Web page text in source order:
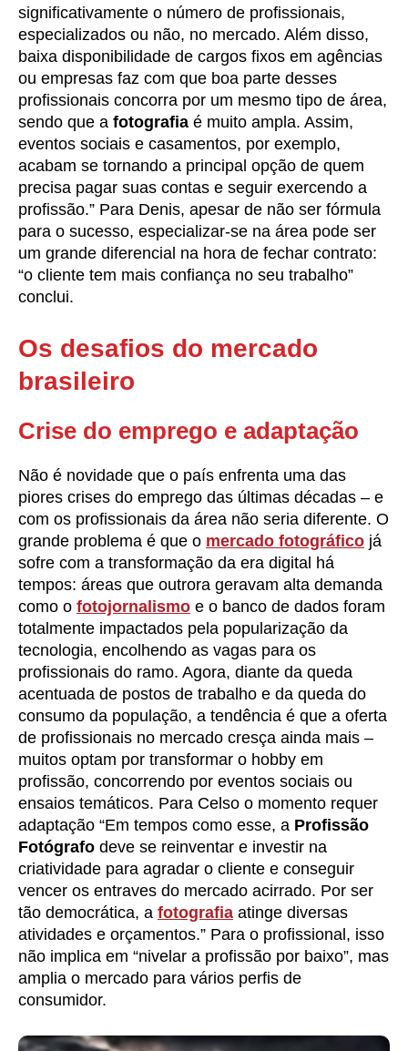
significativamente o número de profissionais,
especializados ou não, no mercado. Além disso,
baixa disponibilidade de cargos fixos em agências
ou empresas faz com que boa parte desses
profissionais concorra por um mesmo tipo de área,
sendo que a fotografia é muito ampla. Assim,
eventos sociais e casamentos, por exemplo,
acabam se tornando a principal opção de quem
precisa pagar suas contas e seguir exercendo a
profissão.” Para Denis, apesar de não ser fórmula
para o sucesso, especializar-se na área pode ser
um grande diferencial na hora de fechar contrato:
“o cliente tem mais confiança no seu trabalho”
conclui.
Os desafios do mercado
brasileiro
Crise do emprego e adaptação
Não é novidade que o país enfrenta uma das
piores crises do emprego das últimas décadas – e
com os profissionais da área não seria diferente. O
grande problema é que o mercado fotográfico já
sofre com a transformação da era digital há
tempos: áreas que outrora geravam alta demanda
como o fotojornalismo e o banco de dados foram
totalmente impactados pela popularização da
tecnologia, encolhendo as vagas para os
profissionais do ramo. Agora, diante da queda
acentuada de postos de trabalho e da queda do
consumo da população, a tendência é que a oferta
de profissionais no mercado cresça ainda mais –
muitos optam por transformar o hobby em
profissão, concorrendo por eventos sociais ou
ensaios temáticos. Para Celso o momento requer
adaptação “Em tempos como esse, a Profissão
Fotógrafo deve se reinventar e investir na
criatividade para agradar o cliente e conseguir
vencer os entraves do mercado acirrado. Por ser
tão democrática, a fotografia atinge diversas
atividades e orçamentos.” Para o profissional, isso
não implica em “nivelar a profissão por baixo”, mas
amplia o mercado para vários perfis de
consumidor.